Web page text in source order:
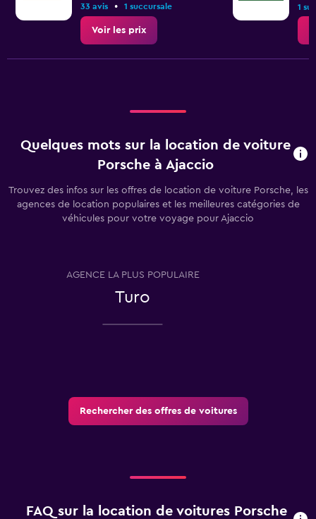
33 avis • 1 succursale
Voir les prix
1
Quelques mots sur la location de voiture
Porsche à Ajaccio
Trouvez des infos sur les offres de location de voiture Porsche, les
agences de location populaires et les meilleures catégories de
véhicules pour votre voyage pour Ajaccio
AGENCE LA PLUS POPULAIRE
Turo
Rechercher des offres de voitures
FAQ sur la location de voitures Porsche